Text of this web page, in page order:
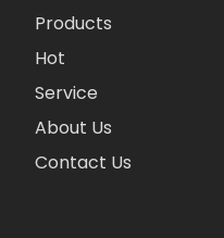
Products
Hot
Service
About Us
Contact Us